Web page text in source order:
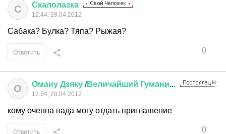
С Скалолазка
12:44, 28.04.2012
Сабака? Булка? Тяпа? Рыжая?
0
Ответить
О Оману Дзяку /Величайший Гумани...
12:54, 28.04.2012
кому оченна нада могу отдать приглашение
0
Ответить